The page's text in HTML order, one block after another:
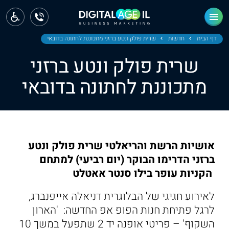
דף הבית חדשות שרית פולק ונטע ברזני מתכוננת לחתונה בדובאי
שרית פולק ונטע ברזני
מתכוננת לחתונה בדובאי
אושיות הרשת והריאלטי שרית פולק ונטע
ברזני הדרימו הבוקר (יום רביעי) למתחם
הקניות עופר בילו סנטר אאטלט
לאירוע חגיגי של הבלוגרית דניאלה אייפנברג,
לרגל פתיחת חנות הפופ אפ החדשה: 'הארון
השקוף' – פריטי אופנה יד 2 שתפעל במשך 10
ראשי
חדשות
מחוז צפון
מחוז חיפה
מחוז מרכז
ירושלים
תל אביב